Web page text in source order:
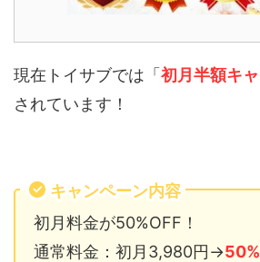
現在トイサブでは「 初月半額キ
されています！
キャンペーン内容
初月料金が50%OFF！
通常料金：初月3,980円→